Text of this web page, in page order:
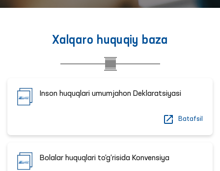
Xalqaro huquqiy baza
Inson huquqlari umumjahon Deklaratsiyasi
Batafsil
Bolalar huquqlari to‘g‘risida Konvensiya